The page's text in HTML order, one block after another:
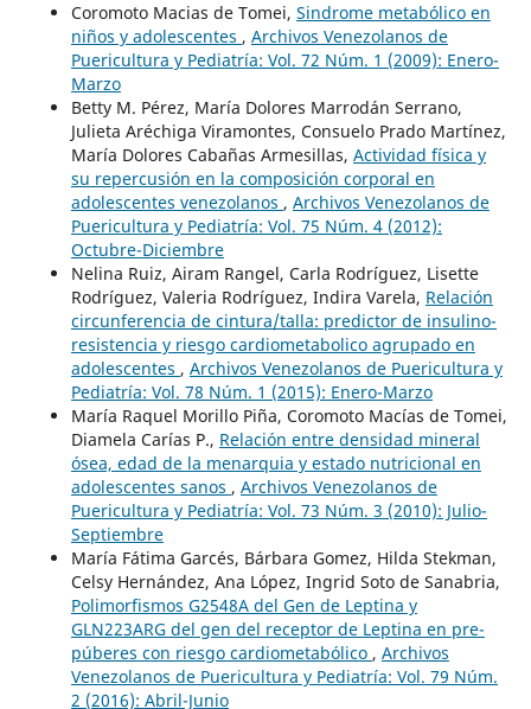
Coromoto Macias de Tomei, Sindrome metabólico en
niños y adolescentes , Archivos Venezolanos de
Puericultura y Pediatría: Vol. 72 Núm. 1 (2009): Enero-
Marzo
Betty M. Pérez, María Dolores Marrodán Serrano,
Julieta Aréchiga Viramontes, Consuelo Prado Martínez,
María Dolores Cabañas Armesillas, Actividad física y
su repercusión en la composición corporal en
adolescentes venezolanos , Archivos Venezolanos de
Puericultura y Pediatría: Vol. 75 Núm. 4 (2012):
Octubre-Diciembre
Nelina Ruiz, Airam Rangel, Carla Rodríguez, Lisette
Rodríguez, Valeria Rodríguez, Indira Varela, Relación
circunferencia de cintura/talla: predictor de insulino-
resistencia y riesgo cardiometabolico agrupado en
adolescentes , Archivos Venezolanos de Puericultura y
Pediatría: Vol. 78 Núm. 1 (2015): Enero-Marzo
María Raquel Morillo Piña, Coromoto Macías de Tomei,
Diamela Carías P., Relación entre densidad mineral
ósea, edad de la menarquia y estado nutricional en
adolescentes sanos , Archivos Venezolanos de
Puericultura y Pediatría: Vol. 73 Núm. 3 (2010): Julio-
Septiembre
María Fátima Garcés, Bárbara Gomez, Hilda Stekman,
Celsy Hernández, Ana López, Ingrid Soto de Sanabria,
Polimorfismos G2548A del Gen de Leptina y
GLN223ARG del gen del receptor de Leptina en pre-
púberes con riesgo cardiometabólico , Archivos
Venezolanos de Puericultura y Pediatría: Vol. 79 Núm.
2 (2016): Abril-Junio